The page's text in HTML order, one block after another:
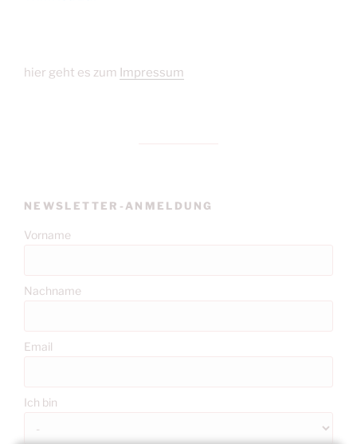
hier geht es zum Impressum
NEWSLETTER-ANMELDUNG
Vorname
Nachname
Email
Ich bin